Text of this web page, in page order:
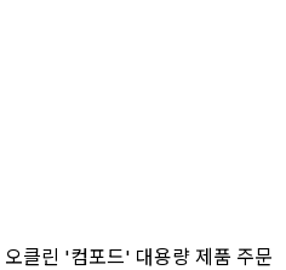
오클린 '컴포드' 대용량 제품 주문